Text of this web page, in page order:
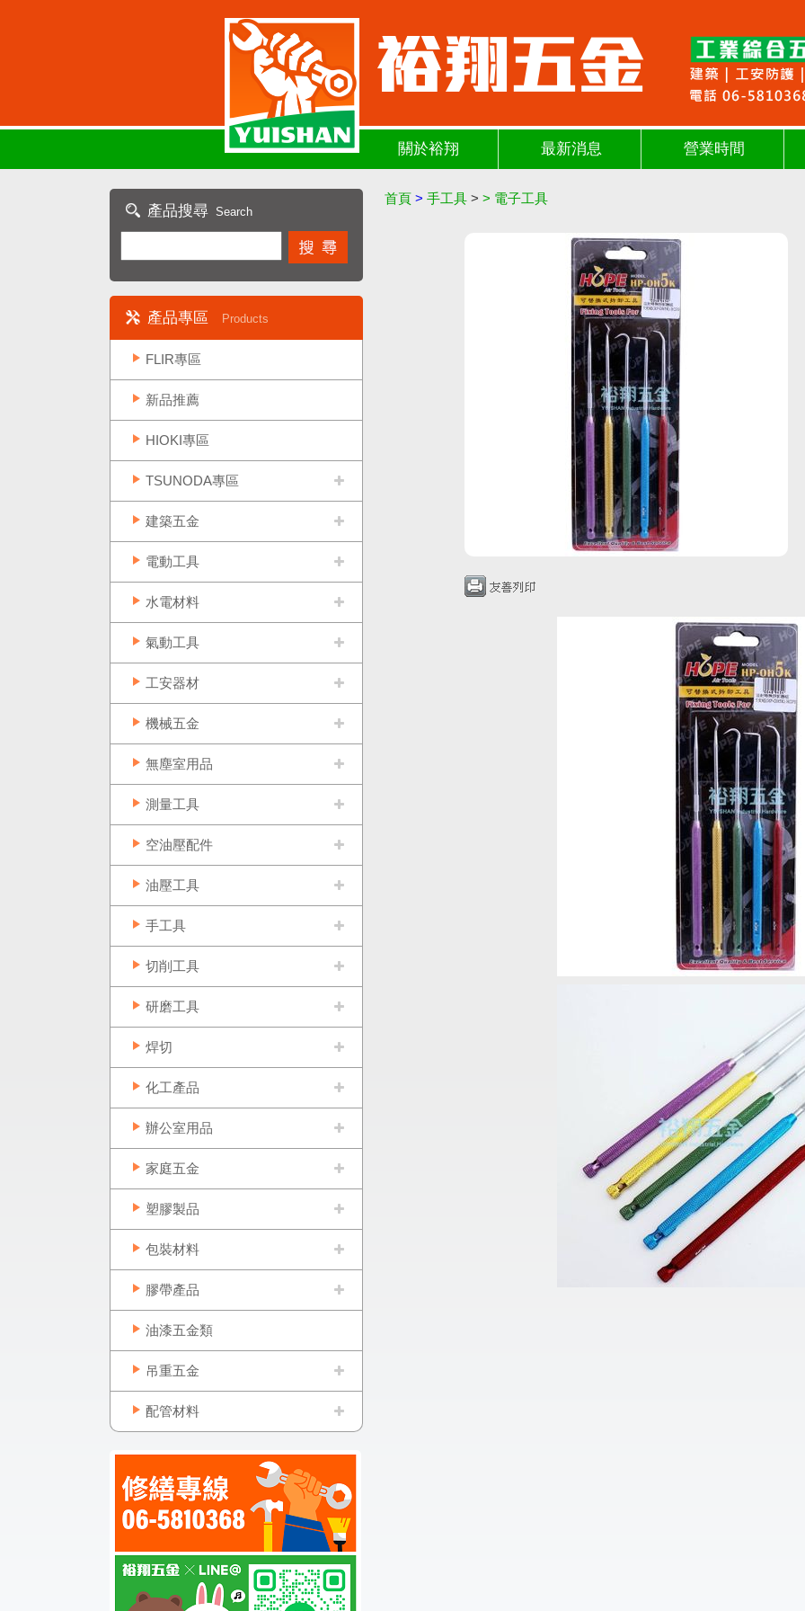
關於裕翔 最新消息 營業時間
產品搜尋 Search
產品專區 Products
FLIR專區
新品推薦
HIOKI專區
TSUNODA專區
建築五金
電動工具
水電材料
氣動工具
工安器材
機械五金
無塵室用品
測量工具
空油壓配件
油壓工具
手工具
切削工具
研磨工具
焊切
化工產品
辦公室用品
家庭五金
塑膠製品
包裝材料
膠帶產品
油漆五金類
吊重五金
配管材料
首頁 > 手工具 > > 電子工具